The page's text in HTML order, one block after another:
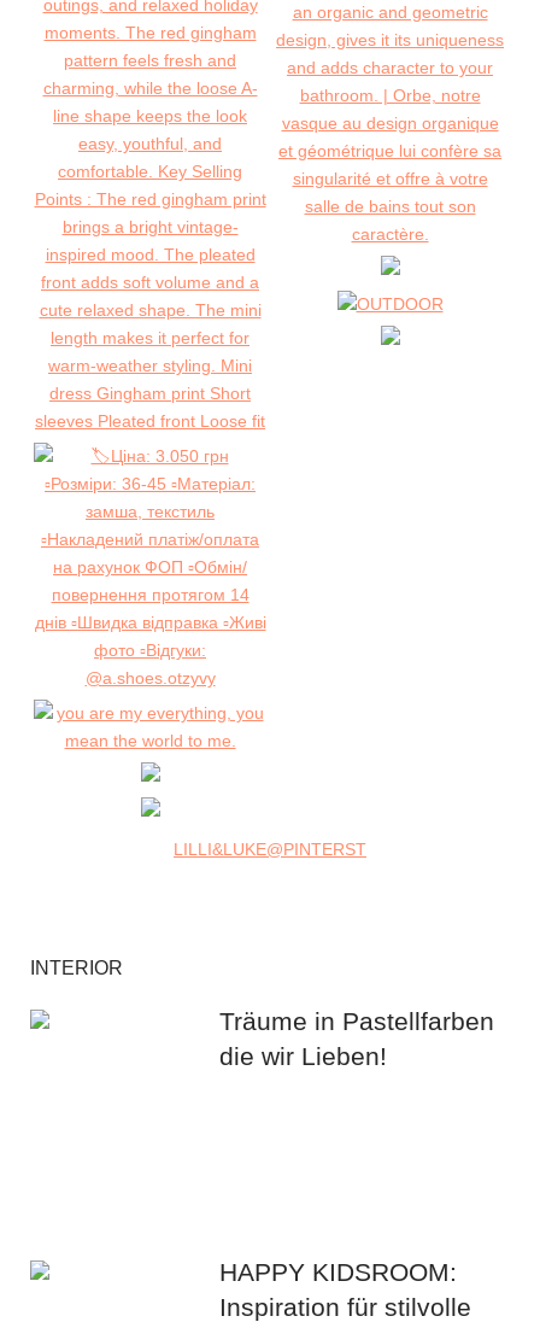
LILLI&LUKE@PINTERST
INTERIOR
Träume in Pastellfarben
die wir Lieben!
HAPPY KIDSROOM:
Inspiration für stilvolle